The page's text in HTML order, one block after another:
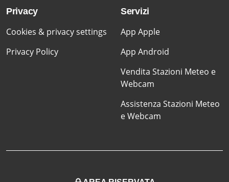
Privacy
Cookies & privacy settings
Privacy Policy
Servizi
App Apple
App Android
Vendita Stazioni Meteo e
Webcam
Assistenza Stazioni Meteo
e Webcam